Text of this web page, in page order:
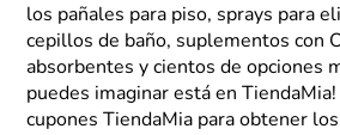
los pañales para piso, sprays para
cepillos de baño, suplementos con
absorbentes y cientos de opciones
puedes imaginar está en
cupones TiendaMia para obtener